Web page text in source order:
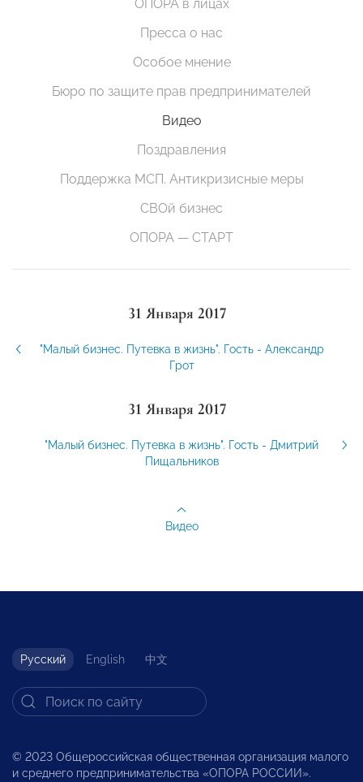
ОПОРА в лицах
Пресса о нас
Особое мнение
Бюро по защите прав предпринимателей
Видео
Поздравления
Поддержка МСП. Антикризисные меры
СВОй бизнес
ОПОРА — СТАРТ
31 Января 2017
"Малый бизнес. Путевка в жизнь". Гость - Александр
Грот
31 Января 2017
"Малый бизнес. Путевка в жизнь". Гость - Дмитрий
Пищальников
Видео
Русский English 中文
© 2023 Общероссийская общественная организация малого
и среднего предпринимательства «ОПОРА РОССИИ».